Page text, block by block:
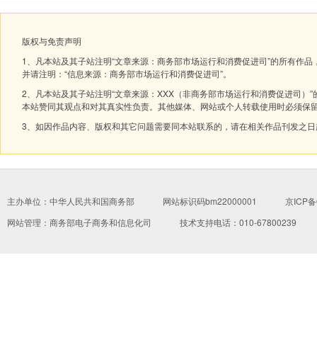
版权与免责声明
1、凡本站及其子站注明“文章来源：商务部市场运行和消费促进司”的所有作
并请注明：“信息来源：商务部市场运行和消费促进司”。
2、凡本站及其子站注明“文章来源：XXX（非商务部市场运行和消费促进司
本站赞同其观点和对其真实性负责。其他媒体、网站或个人转载使用时必须保
3、如因作品内容、版权和其它问题需要同本站联系的，请在相关作品刊发之
主办单位：中华人民共和国商务部 网站标识码bm22000001
京ICP
网站管理： 商务部电子商务和信息化司 技术支持电话：010-67800239